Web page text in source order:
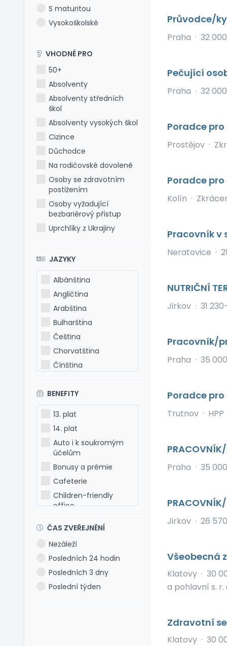
S maturitou
Vysokoškolské
VHODNÉ PRO
50+
Absolventy
Absolventy středních
škol
Absolventy vysokých škol
Cizince
Důchodce
Na rodičovské dovolené
Osoby se zdravotním
postižením
Osoby vyžadující
bezbariérový přístup
Uprchlíky z Ukrajiny
JAZYKY
Albánština
Angličtina
Arabština
Bulharština
Čeština
Chorvatština
Čínština
Francouzština
Hebrejština
Holandština
Italština
Japonština
Latina
Litevština
Lotyšština
Maďarština
Makedonština
Polština
Portugalština
Rumunština
Ruština
BENEFITY
13. plat
14. plat
Auto i k soukromým
účelům
Bonusy a prémie
Cafeterie
Children-friendly
office
Dovolená 6 týdnů
Dovolená navíc
Firemní akce
Firemní fitness
ČAS ZVEŘEJNĚNÍ
Nezáleží
Posledních 24 hodin
Posledních 3 dny
Poslední týden
Průvodce/
Praha · 32
Pečující
Praha · 32
Poradce
Prostějov ·
Poradce
Kolín ·
Pracovník v
Neratovice ·
NUTRIČNÍ
Jirkov · 31
Pracovník/
Praha · 35
Poradce
Trutnov · HPP
Praha · 35
Jirkov · 26
Všeobecná
Klatovy · 30
a pohlavní s. r.
Zdravotní
Klatovy · 30